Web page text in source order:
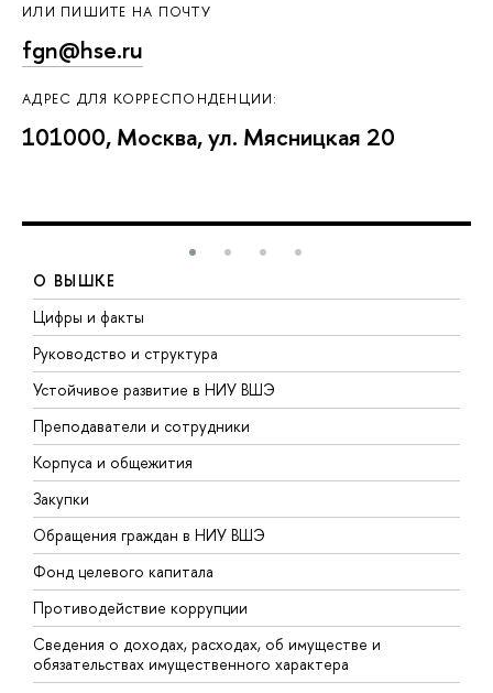
ИЛИ ПИШИТЕ НА ПОЧТУ
fgn@hse.ru
АДРЕС ДЛЯ КОРРЕСПОНДЕНЦИИ:
101000, Москва, ул. Мясницкая 20
О ВЫШКЕ
Цифры и факты
Руководство и структура
Устойчивое развитие в НИУ ВШЭ
Преподаватели и сотрудники
Корпуса и общежития
Закупки
Обращения граждан в НИУ ВШЭ
Фонд целевого капитала
Противодействие коррупции
Сведения о доходах, расходах, об имуществе и
обязательствах имущественного характера